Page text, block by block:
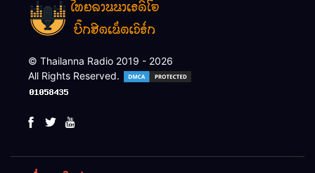
© Thailanna Radio 2019 - 2026
All Rights Reserved.